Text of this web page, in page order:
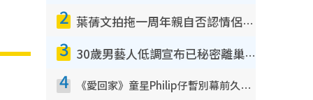
2 葉蒨文拍拖一周年親自否認情侶關係？！被質疑感情造假竟稱GM「普通同事」
3 30歲男藝人低調宣布已秘密離巢！人氣急跌變失蹤人口︰「這幾年過得並不容易」
4 《愛回家》童星Philip仔暫別幕前久違現身！15歲近況暴風長高蛻變帥氣少男